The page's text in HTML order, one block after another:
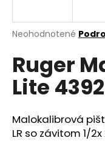
Priemerné
produktu
je
0,0
hviezdičiek.
Neohodnotené
Ruger
Lite
Malokalibrová
LR so závitom 1/2x
j
ť
?